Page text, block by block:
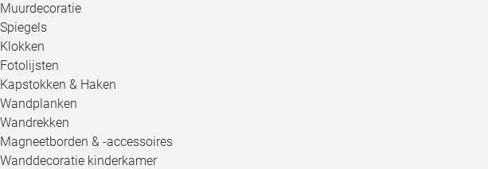
Muurdecoratie
Spiegels
Klokken
Fotolijsten
Kapstokken & Haken
Wandplanken
Wandrekken
Magneetborden & -accessoires
Wanddecoratie kinderkamer